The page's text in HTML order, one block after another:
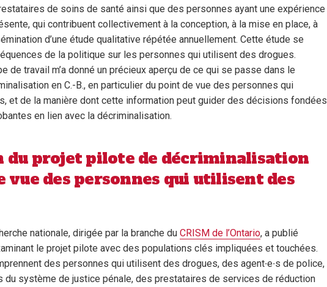
de soins de santé ainsi que des personnes ayant une expérience
qui contribuent collectivement à la conception, à la mise en place, à
d’une étude qualitative répétée annuellement. Cette étude se
de la politique sur les personnes qui utilisent des drogues.
de travail m’a donné un précieux aperçu de ce qui se passe dans le
en C.-B., en particulier du point de vue des personnes qui
et de la manière dont cette information peut guider des décisions fondées
en lien avec la décriminalisation.
du projet pilote de décriminalisation
vue des personnes qui utilisent des
nationale, dirigée par la branche du CRISM de l’Ontario, a publié
le projet pilote avec des populations clés impliquées et touchées.
des personnes qui utilisent des drogues, des agent∙e∙s de police,
du système de justice pénale, des prestataires de services de réduction